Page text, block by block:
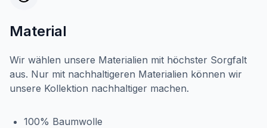
Material
Wir wählen unsere Materialien mit höchster Sorgfalt
aus. Nur mit nachhaltigeren Materialien können wir
unsere Kollektion nachhaltiger machen.
100% Baumwolle